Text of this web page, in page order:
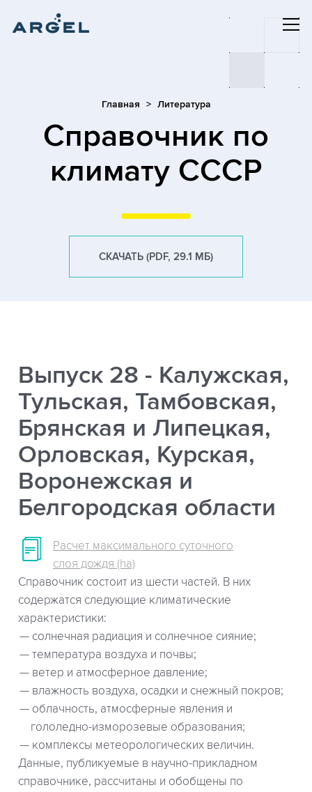
Главная Литература
Cправочник по
климату СССР
СКАЧАТЬ (PDF, 29.1 МБ)
Выпуск 28 - Калужская,
Тульская, Тамбовская,
Брянская и Липецкая,
Орловская, Курская,
Воронежская и
Белгородская области
Расчет максимального суточного
слоя дождя (ha)
Справочник состоит из шести частей. В них
содержатся следующие климатические
характеристики:
солнечная радиация и солнечное сияние;
температура воздуха и почвы;
ветер и атмосферное давление;
влажность воздуха, осадки и снежный покров;
облачность, атмосферные явления и
гололедно-изморозевые образования;
комплексы метеорологических величин.
Данные, публикуемые в научно-прикладном
справочнике, рассчитаны и обобщены по